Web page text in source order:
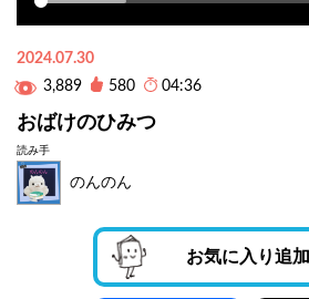
2024.07.30
3,889
580 04:36
おばけのひみつ
読み手
のんのん
お気に入り追加